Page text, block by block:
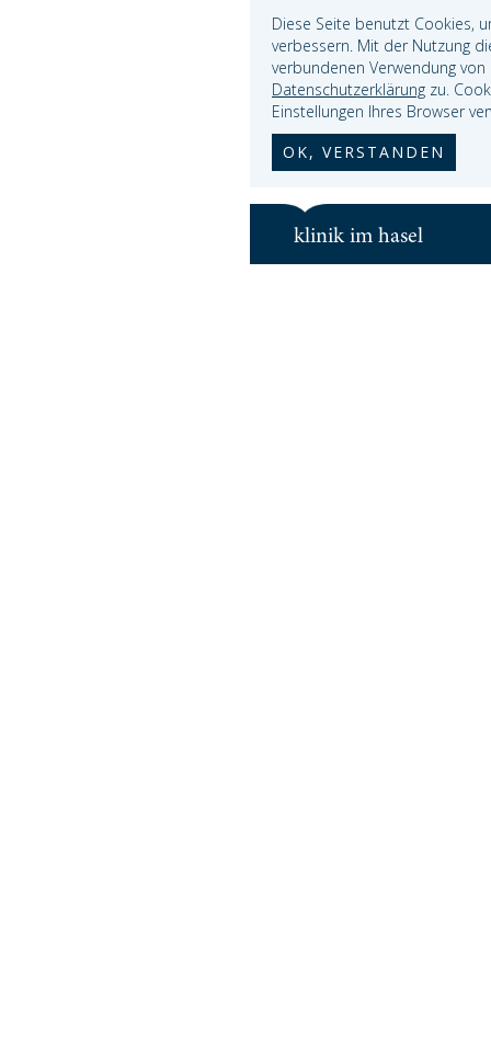
Diese Seite benutzt Cookies,
verbessern. Mit der Nutzung
verbundenen Verwendung
Datenschutzerklärung zu.
Einstellungen Ihres Browser
OK, VERSTANDEN
klinik im hasel